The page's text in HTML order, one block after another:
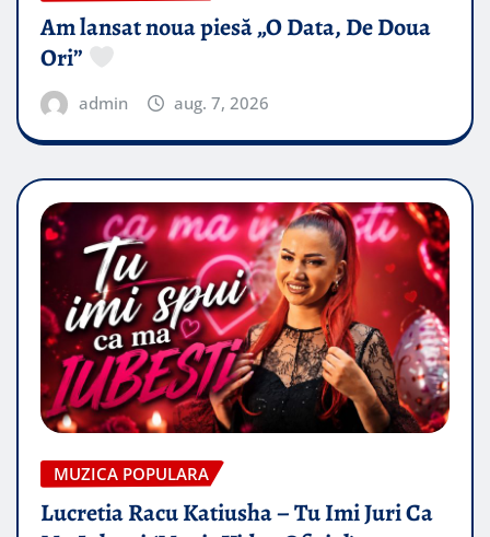
Am lansat noua piesă „O Data, De Doua
Ori”
admin aug. 7, 2026
MUZICA POPULARA
Lucretia Racu Katiusha – Tu Imi Juri Ca